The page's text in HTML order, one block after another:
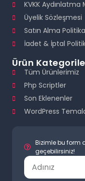
KVKK Aydınlatma
Üyelik Sözleşmesi
Satın Alma
İadet & İptal
Ürün
Tüm Ürünlerimiz
Php Scriptler
Son Eklenenler
WordPress
Bizimle bu form
geçebilirsiniz!